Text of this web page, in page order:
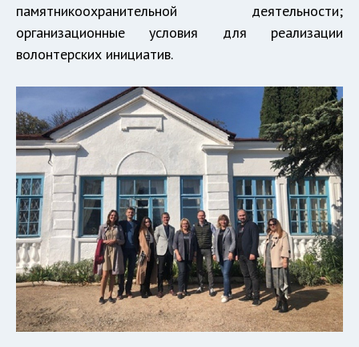
памятникоохранительной деятельности;
организационные условия для реализации
волонтерских инициатив.